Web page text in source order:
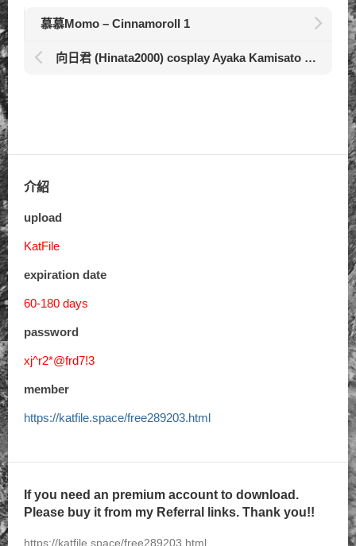
慕慕Momo – Cinnamoroll 1
向日君 (Hinata2000) cosplay Ayaka Kamisato – Genshin Impact 163
介紹
upload
KatFile
expiration date
60-180 days
password
xj^r2*@frd7!3
member
https://katfile.space/free289203.html
If you need an premium account to download.
Please buy it from my Referral links. Thank you!!
https://katfile.space/free289203.html